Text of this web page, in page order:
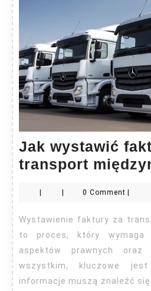
Jak wystawić
transport
0 Comment
Wystawienie faktury za transport międzynarodowy
to proces, który wymaga
aspektów prawnych oraz
wszystkim, kluczowe
informacje muszą znaleźć